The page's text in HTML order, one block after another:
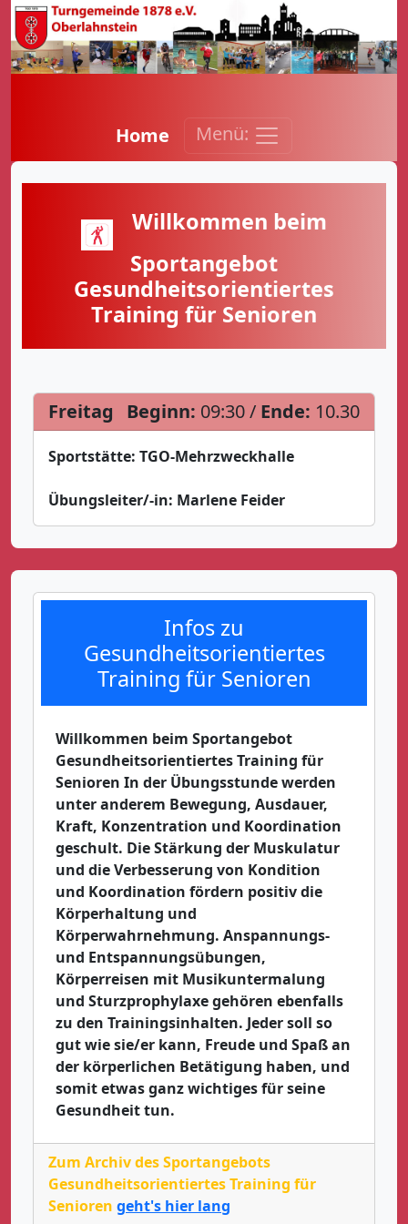
Home Menü:
Willkommen beim
Sportangebot
Gesundheitsorientiertes
Training für Senioren
Freitag Beginn: 09:30 / Ende: 10.30
Sportstätte: TGO-Mehrzweckhalle
Übungsleiter/-in: Marlene Feider
Infos zu
Gesundheitsorientiertes
Training für Senioren
Willkommen beim Sportangebot
Gesundheitsorientiertes Training für
Senioren In der Übungsstunde werden
unter anderem Bewegung, Ausdauer,
Kraft, Konzentration und Koordination
geschult. Die Stärkung der Muskulatur
und die Verbesserung von Kondition
und Koordination fördern positiv die
Körperhaltung und
Körperwahrnehmung. Anspannungs-
und Entspannungsübungen,
Körperreisen mit Musikuntermalung
und Sturzprophylaxe gehören ebenfalls
zu den Trainingsinhalten. Jeder soll so
gut wie sie/er kann, Freude und Spaß an
der körperlichen Betätigung haben, und
somit etwas ganz wichtiges für seine
Gesundheit tun.
Zum Archiv des Sportangebots
Gesundheitsorientiertes Training für
Senioren geht's hier lang